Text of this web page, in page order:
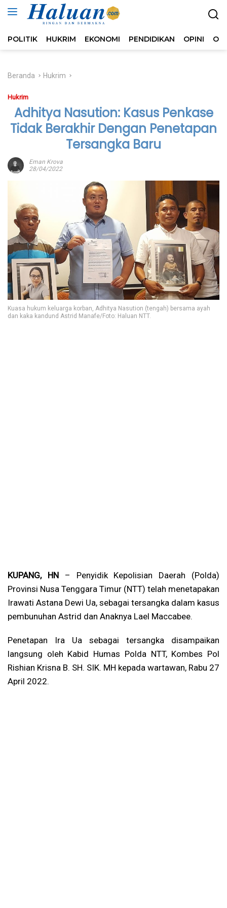
Langsung
POLITIK HUKRIM EKONOMI PENDIDIKAN OPINI
Beranda Hukrim
Hukrim
Adhitya Nasution: Kasus Penkase
Tidak Berakhir Dengan Penetapan
Tersangka Baru
Eman Krova
28/04/2022
Kuasa hukum keluarga korban, Adhitya Nasution (tengah) bersama ayah
dan kaka kandund Astrid Manafe/Foto: Haluan NTT.
KUPANG, HN– Penyidik Kepolisian Daerah (Polda)
Provinsi Nusa Tenggara Timur (NTT) telah menetapakan
Irawati Astana Dewi Ua, sebagai tersangka dalam kasus
pembunuhan Astrid dan Anaknya Lael Maccabee.
Penetapan Ira Ua sebagai tersangka disampaikan
langsung oleh Kabid Humas Polda NTT, Kombes Pol
Rishian Krisna B. SH. SIK. MH kepada wartawan, Rabu 27
April 2022.